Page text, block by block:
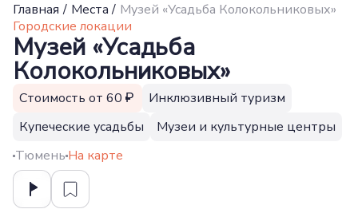
Главная / Места / Музей «Усадьба Колокольниковых»
Городские локации
Музей «Усадьба
Колокольниковых»
Стоимость от 60
Инклюзивный туризм
Купеческие усадьбы
Музеи и культурные центры
Тюмень На карте